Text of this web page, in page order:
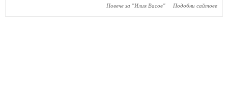
Повече за "Илия Васов" Подобни сайтове